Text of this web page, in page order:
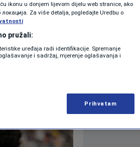
ikonu u donjem lijevom dijelu web stranice, ako
Za više detalja, pogledajte Uredbu o
pružali:
uređaja radi identifikacije. Spremanje
i sadržaj, mjerenje oglašavanja i
Prihvatam